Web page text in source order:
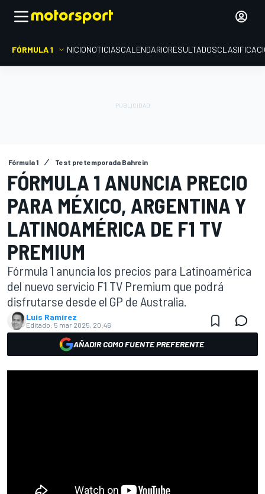
FÓRMULA 1 INICIONOTICIASCALENDARIORESULTADOS
Fórmula 1 Test pretemporada Bahrein
FÓRMULA 1 ANUNCIA PRECIO
PARA MÉXICO, ARGENTINA Y
LATINOAMÉRICA DE F1 TV
PREMIUM
Fórmula 1 anuncia los precios para Latinoamérica
del nuevo servicio F1 TV Premium que podrá
disfrutarse desde el GP de Australia.
Luis Ramírez
Editado: 5 mar 2025, 20:46
AÑADIR COMO FUENTE PREFERENTE